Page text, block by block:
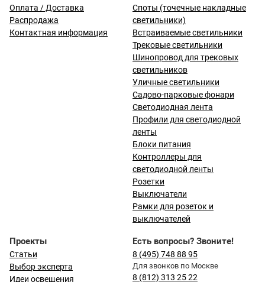
Оплата / Доставка
Распродажа
Контактная информация
Споты (точечные накладные
светильники)
Встраиваемые светильники
Трековые светильники
Шинопровод для трековых
светильников
Уличные светильники
Садово-парковые фонари
Светодиодная лента
Профили для светодиодной
ленты
Блоки питания
Контроллеры для
светодиодной ленты
Розетки
Выключатели
Рамки для розеток и
выключателей
Проекты
Статьи
Выбор эксперта
Идеи освещения
Есть вопросы? Звоните!
8 (495) 748 88 95
Для звонков по Москве
8 (812) 313 25 22